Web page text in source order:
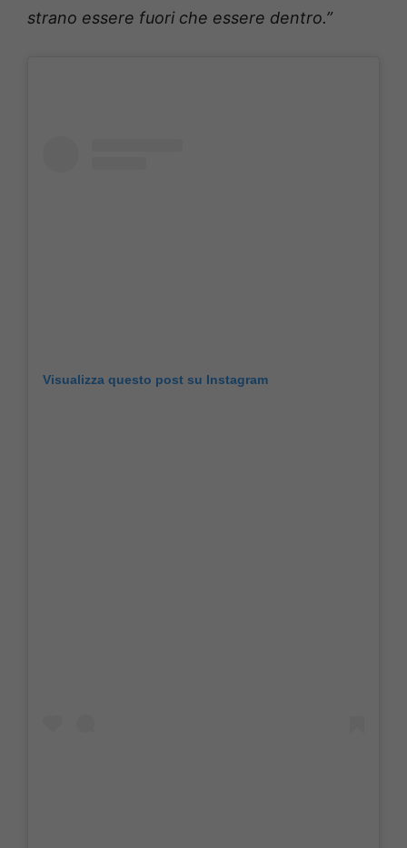
strano essere fuori che essere dentro.”
Visualizza questo post su Instagram